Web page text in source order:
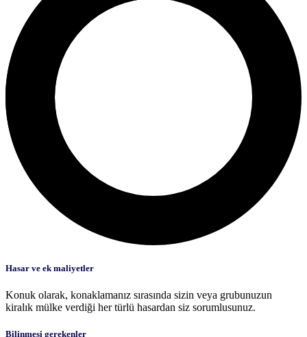
Hasar ve ek maliyetler
Konuk olarak, konaklamanız sırasında sizin veya grubunuzun
kiralık mülke verdiği her türlü hasardan siz sorumlusunuz.
Bilinmesi gerekenler